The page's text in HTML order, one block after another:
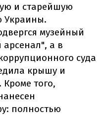
и старейшую
Украины.
музейный
арсенал", а в
суда
крышу и
того,
полностью